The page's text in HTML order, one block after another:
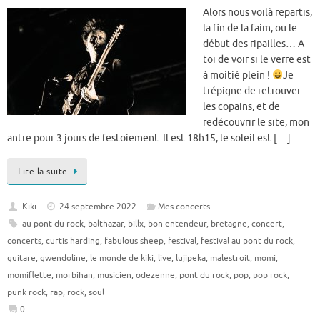
Alors nous voilà repartis,
la fin de la faim, ou le
début des ripailles… A
toi de voir si le verre est
à moitié plein !
Je
trépigne de retrouver
les copains, et de
redécouvrir le site, mon
antre pour 3 jours de festoiement. Il est 18h15, le soleil est […]
Lire la suite
Kiki 24 septembre 2022
Mes concerts
au pont du rock, balthazar, billx, bon entendeur, bretagne, concert,
concerts, curtis harding, fabulous sheep, festival, festival au pont du rock,
guitare, gwendoline, le monde de kiki, live, lujipeka, malestroit, momi,
momiflette, morbihan, musicien, odezenne, pont du rock, pop, pop rock,
punk rock, rap, rock, soul
0